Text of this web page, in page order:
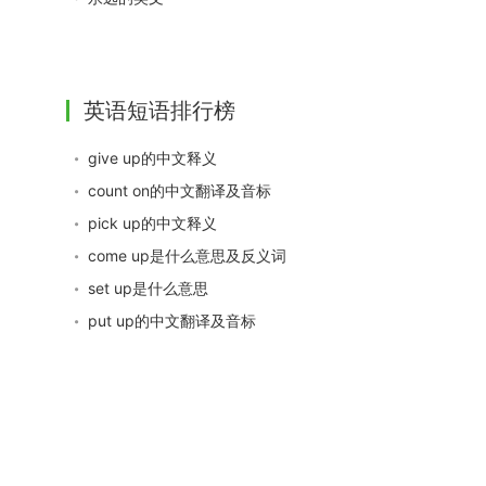
英语短语排行榜
give up的中文释义
count on的中文翻译及音标
pick up的中文释义
come up是什么意思及反义词
set up是什么意思
put up的中文翻译及音标